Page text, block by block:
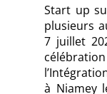
Start up
plusieurs
7 juillet
à Niamey